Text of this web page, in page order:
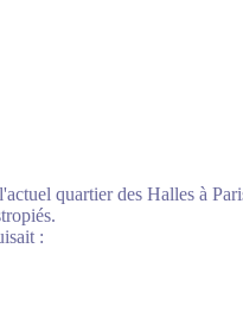
quartier des Halles à
: